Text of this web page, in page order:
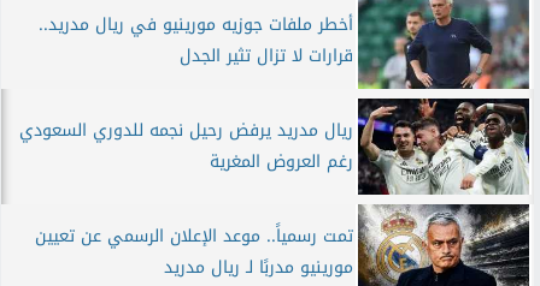
أخطر ملفات جوزيه مورينيو في ريال مدريد..
قرارات لا تزال تثير الجدل
ريال مدريد يرفض رحيل نجمه للدوري السعودي
رغم العروض المغرية
تمت رسمياً.. موعد الإعلان الرسمي عن تعيين
مورينيو مدربًا لـ ريال مدريد